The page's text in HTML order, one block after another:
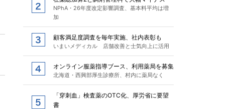
NPhA・26年度改定影響調査、基本料平均は増
加
顧客満足度調査を毎年実施、社内表彰も
いまいメディカル 店舗改善と士気向上に活用
オンライン服薬指導ブース、利用薬局を募集
北海道・西興部厚生診療所、村内に薬局なく
「穿刺血」検査薬のOTC化、厚労省に要望
書